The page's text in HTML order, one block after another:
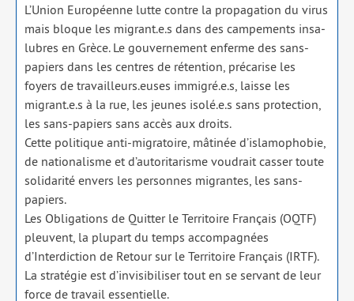
L’Union Européenne lutte contre la pro­pa­ga­tion du virus
mais bloque les migrant.e.s dans des cam­pe­ments insa­
lubres en Grèce. Le gou­ver­ne­ment enferme des sans-
papiers dans les centres de réten­tion, pré­ca­rise les
foyers de travailleurs.euses immigré.e.s, laisse les
migrant.e.s à la rue, les jeunes isolé.e.s sans pro­tec­tion,
les sans-papiers sans accès aux droits.
Cette poli­tique anti-migra­toire, mâti­née d’islamophobie,
de natio­na­lisme et d’autoritarisme vou­drait cas­ser toute
soli­da­ri­té envers les per­sonnes migrantes, les sans-
papiers.
Les Obligations de Quitter le Territoire Français (OQTF)
pleuvent, la plu­part du temps accom­pa­gnées
d’Interdiction de Retour sur le Territoire Français (IRTF).
La stra­té­gie est d’invisibiliser tout en se ser­vant de leur
force de tra­vail essen­tielle.